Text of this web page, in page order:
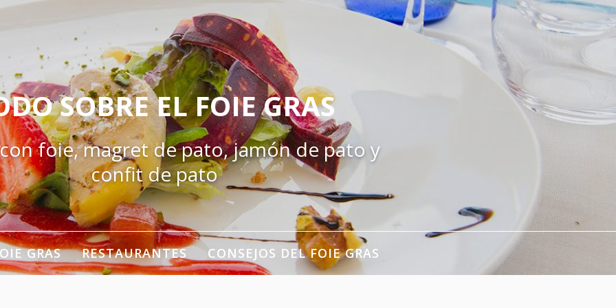
SOBRE EL FOIE GRAS
foie, magret de pato, jamón de pato y
confit de pato
GRAS RESTAURANTES CONSEJOS DEL FOIE GRAS